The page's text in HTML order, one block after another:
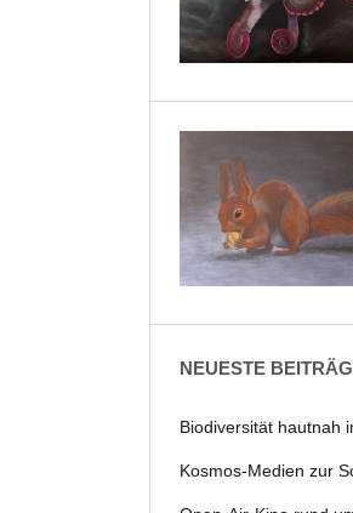
NEUESTE
Biodiversität hautnah
Kosmos-Medien zur